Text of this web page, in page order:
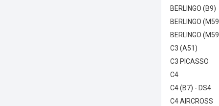
C3
C3
C4
C4